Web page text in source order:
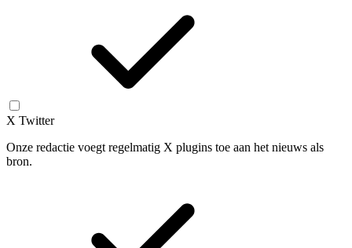
X Twitter
Onze redactie voegt regelmatig X plugins toe aan het nieuws als
bron.